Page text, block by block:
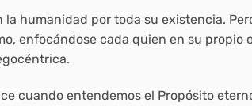
humanidad por toda su existencia.
enfocándose cada quien en su propio
cuando entendemos el Propósito